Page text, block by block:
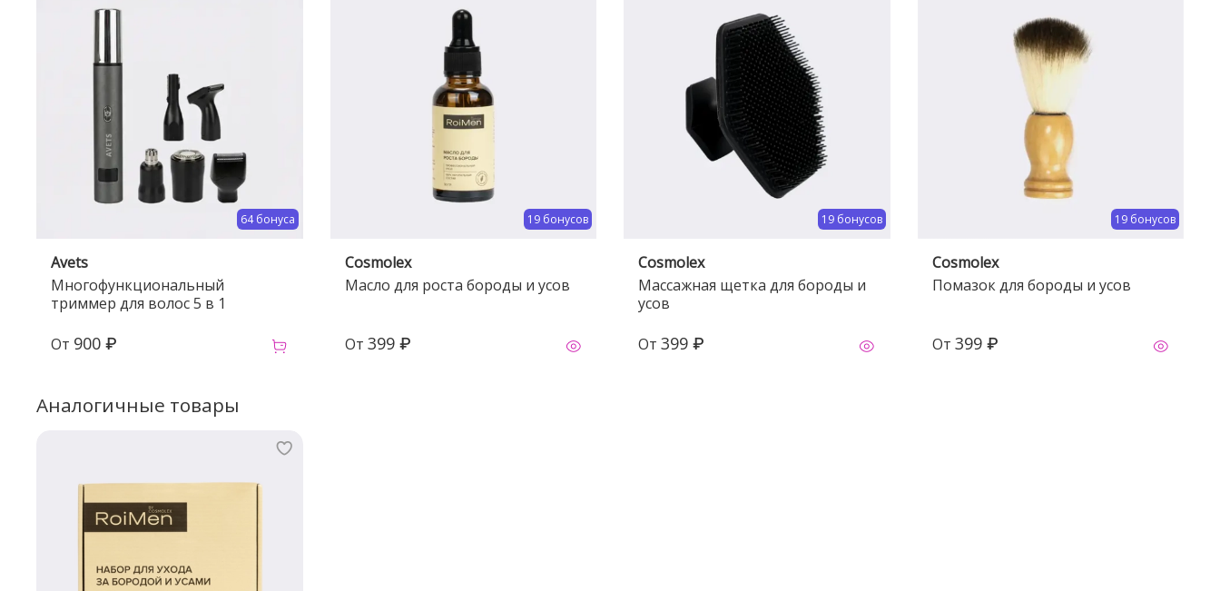
64 бонуса
Avets
Многофункциональный
триммер для волос 5 в 1
От 900 ₽
19 бонусов
Cosmolex
Масло для роста бороды и усов
От 399 ₽
19 бонусов
Cosmolex
Массажная щетка для бороды и
усов
От 399 ₽
19 бонусов
Cosmolex
Помазок для бороды и усов
От 399 ₽
Аналогичные товары